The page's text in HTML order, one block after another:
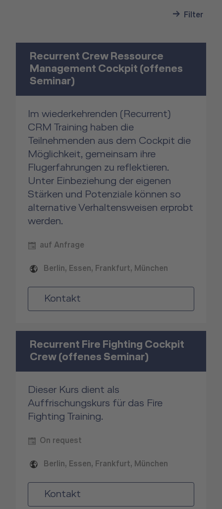
Filter
Recurrent Crew Ressource
Management Cockpit (offenes
Seminar)
Im wiederkehrenden (Recurrent)
CRM Training haben die
Teilnehmenden aus dem Cockpit die
Möglichkeit, gemeinsam ihre
Flugerfahrungen zu reflektieren.
Unter Einbeziehung der eigenen
Stärken und Potenziale können so
alternative Verhaltensweisen erprobt
werden.
auf Anfrage
Berlin, Essen, Frankfurt, München
Kontakt
Recurrent Fire Fighting Cockpit
Crew (offenes Seminar)
Dieser Kurs dient als
Auffrischungskurs für das Fire
Fighting Training.
On request
Berlin, Essen, Frankfurt, München
Kontakt